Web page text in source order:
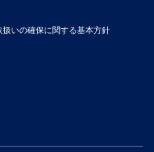
いの確保に関する基本方針